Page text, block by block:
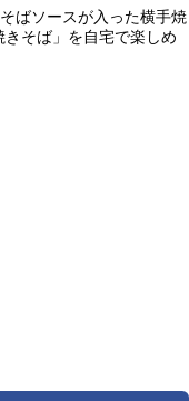
ばソースが入った横手焼
そば」を自宅で楽しめ